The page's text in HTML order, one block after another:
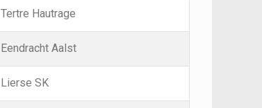
Tertre Hautrage
Eendracht Aalst
Lierse SK